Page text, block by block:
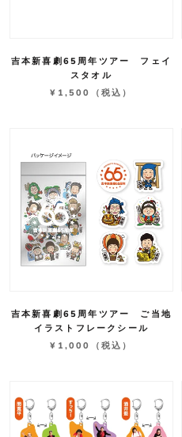
吉本新喜劇65周年ツアー フェイ
スタオル
¥1,500
（税込）
吉本新喜劇65周年ツアー ご当地
イラストフレークシール
¥1,000
（税込）